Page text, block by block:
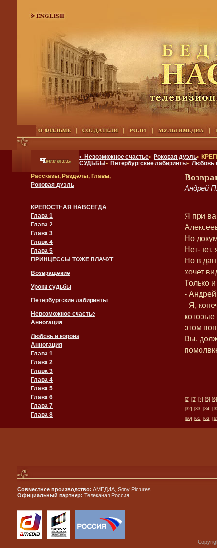
• Невозможное счастье• Роковая дуэль•
СУДЬБЫ • Петербургские лабиринты• Любовь
Рассказы, Разделы, Главы,
Роковая дуэль
КРЕПОСТНАЯ НАВСЕГДА
Глава 1
Глава 2
Глава 3
Глава 4
Глава 5
ПРИНЦЕССЫ ТОЖЕ ПЛАЧУТ
Возвращение
Уроки судьбы
Петербургские лабиринты
Невозможное счастье
Аннотация
Любовь и корона
Аннотация
Глава 1
Глава 2
Глава 3
Глава 4
Глава 5
Глава 6
Глава 7
Глава 8
Андрей
Я при
Но
Нет-
Но в
хочет
Только и
- Андрей
- Я,
которые
этом
Вы,
[2] [3] [4] [5] [6]
[32] [33] [34]
[60] [61] [62]
Совместное производство: АМЕДИА, Sony Pictures
Официальный партнер: Телеканал Россия